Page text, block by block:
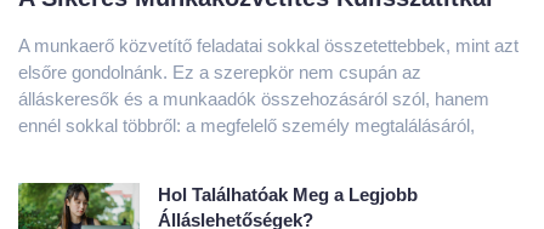
álláskeresők és a munkaadók összehozásáról szól, hanem
ennél sokkal többről: a megfelelő személy megtalálásáról,
Hol Találhatóak Meg a Legjobb
Álláslehetőségek?